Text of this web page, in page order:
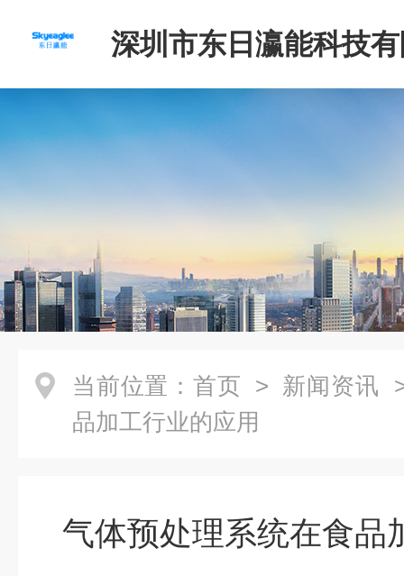
深圳市东日瀛能科技
当前位置： 首页 > 新闻资讯
品加工行业的应用
气体预处理系统在食品